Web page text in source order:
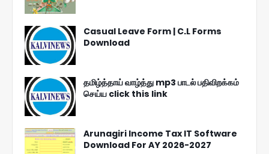
Casual Leave Form | C.L Forms
Download
தமிழ்த்தாய் வாழ்த்து mp3 பாடல் பதிவிறக்கம்
செய்ய click this link
Arunagiri Income Tax IT Software
Download For AY 2026-2027